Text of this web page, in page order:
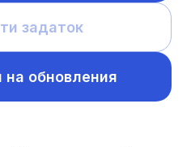
задаток
на обновления